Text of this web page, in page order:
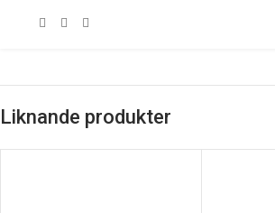
Liknande produkter